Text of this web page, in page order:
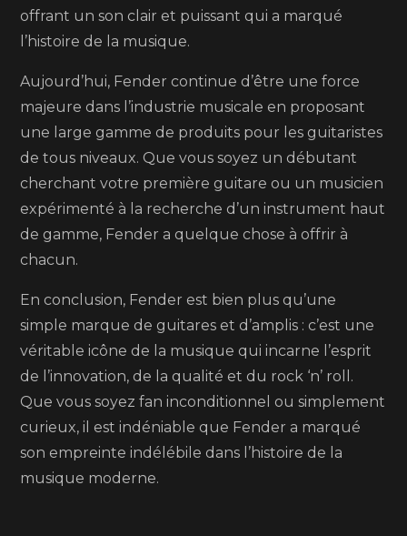
offrant un son clair et puissant qui a marqué
l’histoire de la musique.
Aujourd’hui, Fender continue d’être une force
majeure dans l’industrie musicale en proposant
une large gamme de produits pour les guitaristes
de tous niveaux. Que vous soyez un débutant
cherchant votre première guitare ou un musicien
expérimenté à la recherche d’un instrument haut
de gamme, Fender a quelque chose à offrir à
chacun.
En conclusion, Fender est bien plus qu’une
simple marque de guitares et d’amplis : c’est une
véritable icône de la musique qui incarne l’esprit
de l’innovation, de la qualité et du rock ‘n’ roll.
Que vous soyez fan inconditionnel ou simplement
curieux, il est indéniable que Fender a marqué
son empreinte indélébile dans l’histoire de la
musique moderne.